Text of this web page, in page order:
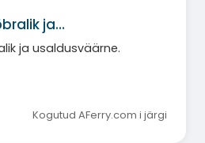
ja…
ja usaldusväärne.
Kogutud AFerry.com i järgi